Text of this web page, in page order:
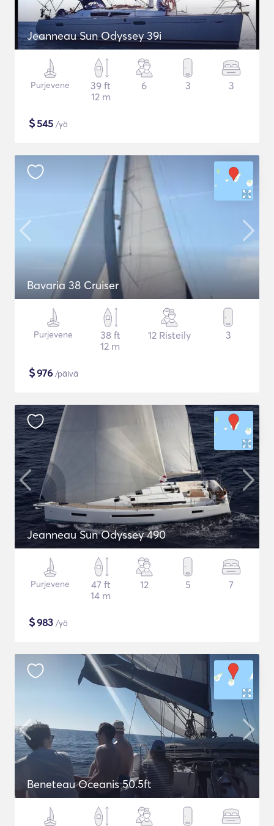
Jeanneau Sun Odyssey 39i
Purjevene
39 ft
12 m
6 3 3
$545 /yö
Bavaria 38 Cruiser
Purjevene
38 ft
12 m
12 Risteily 3
$976 /päivä
Jeanneau Sun Odyssey 490
Purjevene
47 ft
14 m
12 5 7
$983 /yö
Beneteau Oceanis 50.5ft